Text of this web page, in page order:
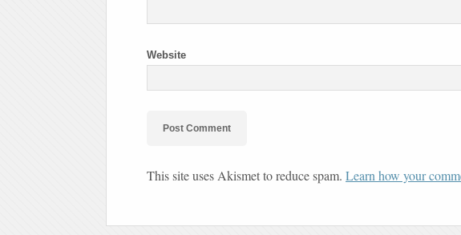
Website
This site uses Akismet to reduce spam. Learn how your